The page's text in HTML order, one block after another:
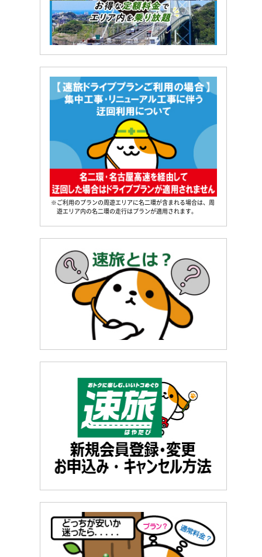
※ご利用のプランの周遊エリアに名二環が含まれる場合は、周
遊エリア内の名二環の走行はプランが適用されます。